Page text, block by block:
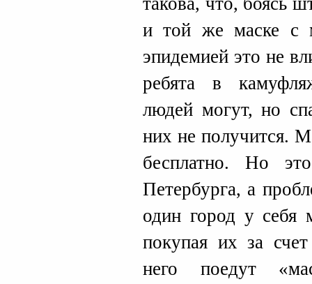
и той же маске с
эпидемией это не
ребята в
людей могут, но
них не получится.
бесплатно. Но
Петербурга, а
один город у себя
покупая их за
него поедут